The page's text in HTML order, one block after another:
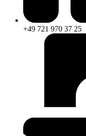
+49 721 970 37 25